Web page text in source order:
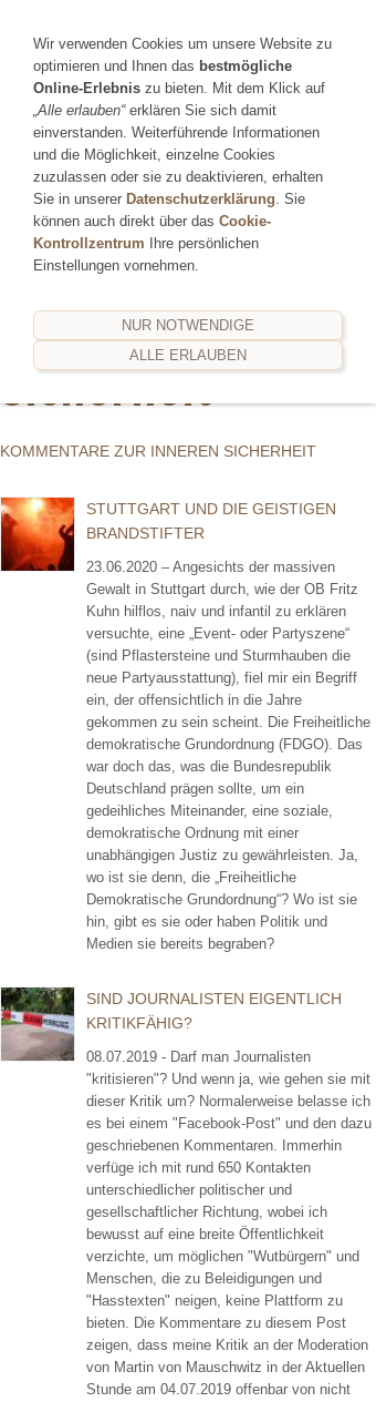
Sie betrachten gegenwärtig eine Version der Website, die
für mobile Geräte optimiert wurde.
Zur Desktop-Version
Hinweis nicht mehr anzeigen
Navigation einblenden
Kommentare zur
Inneren
Sicherheit
KOMMENTARE ZUR INNEREN SICHERHEIT
STUTTGART UND DIE GEISTIGEN
BRANDSTIFTER
23.06.2020 – Angesichts der massiven
Gewalt in Stuttgart durch, wie der OB Fritz
Kuhn hilflos, naiv und infantil zu erklären
versuchte, eine „Event- oder Partyszene“
(sind Pflastersteine und Sturmhauben die
neue Partyausstattung), fiel mir ein Begriff
ein, der offensichtlich in die Jahre
gekommen zu sein scheint. Die Freiheitliche
demokratische Grundordnung (FDGO). Das
war doch das, was die Bundesrepublik
Deutschland prägen sollte, um ein
gedeihliches Miteinander, eine soziale,
demokratische Ordnung mit einer
unabhängigen Justiz zu gewährleisten. Ja,
wo ist sie denn, die „Freiheitliche
Demokratische Grundordnung“? Wo ist sie
hin, gibt es sie oder haben Politik und
Medien sie bereits begraben?
SIND JOURNALISTEN EIGENTLICH
KRITIKFÄHIG?
08.07.2019 - Darf man Journalisten
"kritisieren"? Und wenn ja, wie gehen sie mit
dieser Kritik um? Normalerweise belasse ich
es bei einem "Facebook-Post" und den dazu
geschriebenen Kommentaren. Immerhin
verfüge ich mit rund 650 Kontakten
unterschiedlicher politischer und
gesellschaftlicher Richtung, wobei ich
bewusst auf eine breite Öffentlichkeit
verzichte, um möglichen "Wutbürgern" und
Menschen, die zu Beleidigungen und
"Hasstexten" neigen, keine Plattform zu
bieten. Die Kommentare zu diesem Post
zeigen, dass meine Kritik an der Moderation
von Martin von Mauschwitz in der Aktuellen
Stunde am 04.07.2019 offenbar von nicht
Wir verwenden Cookies um unsere Website zu
optimieren und Ihnen das bestmögliche
Online-Erlebnis zu bieten. Mit dem Klick auf
„Alle erlauben“erklären Sie sich damit
einverstanden. Weiterführende Informationen
und die Möglichkeit, einzelne Cookies
zuzulassen oder sie zu deaktivieren, erhalten
Sie in unserer Datenschutzerklärung. Sie
können auch direkt über das Cookie-
Kontrollzentrum Ihre persönlichen
Einstellungen vornehmen.
NUR NOTWENDIGE
ALLE ERLAUBEN